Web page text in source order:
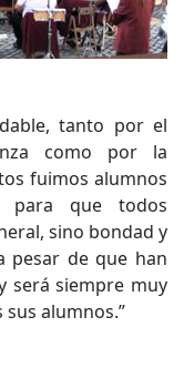
tanto por el
como por la
fuimos alumnos
para que todos
sino bondad y
pesar de que han
será siempre muy
alumnos.”